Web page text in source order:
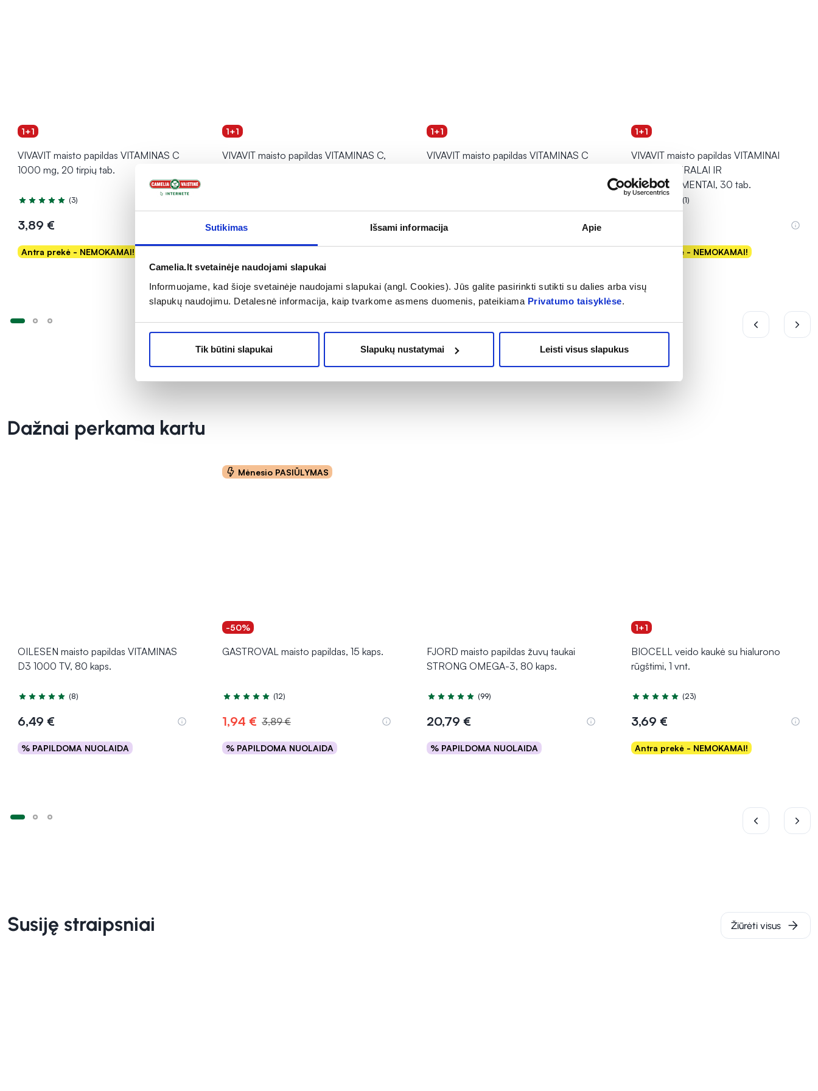
Sutikimas Išsami informacija Apie
Camelia.lt svetainėje naudojami slapukai
Informuojame, kad šioje svetainėje naudojami slapukai (angl. Cookies). Jūs galite pasirinkti sutikti su dalies arba visų
slapukų naudojimu. Detalesnė informacija, kaip tvarkome asmens duomenis, pateikiama Privatumo taisyklėse.
Tik būtini slapukai Slapukų nustatymai Leisti visus slapukus
1+1
VIVAVIT maisto papildas VITAMINAS C
1000 mg, 20 tirpių tab.
Įvertinimas 5.0 iš 5
(3)
3,89 €
Antra prekė - NEMOKAMAI!
Į krepšelį
1+1
VIVAVIT maisto papildas VITAMINAS C,
5,49 €
1+1
VIVAVIT maisto papildas VITAMINAS C
8,89 €
1+1
VIVAVIT maisto papildas VITAMINAI
PLIUS MINERALAI IR
MIKROELEMENTAI, 30 tab.
Įvertinimas 5.0 iš 5
(1)
Antra prekė - NEMOKAMAI!
Į krepšelį
Dažnai perkama kartu
OILESEN maisto papildas VITAMINAS
D3 1000 TV, 80 kaps.
Įvertinimas 5.0 iš 5
(8)
6,49 €
% PAPILDOMA NUOLAIDA
Į krepšelį
Mėnesio PASIŪLYMAS
-50%
GASTROVAL maisto papildas, 15 kaps.
Įvertinimas 4.8 iš 5
(12)
1,94 € 3,89 €
% PAPILDOMA NUOLAIDA
Į krepšelį
FJORD maisto papildas žuvų taukai
STRONG OMEGA-3, 80 kaps.
Įvertinimas 4.9 iš 5
(99)
20,79 €
% PAPILDOMA NUOLAIDA
Į krepšelį
1+1
BIOCELL veido kaukė su hialurono
rūgštimi, 1 vnt.
Įvertinimas 5.0 iš 5
(23)
3,69 €
Antra prekė - NEMOKAMAI!
Į krepšelį
Susiję straipsniai Žiūrėti visus